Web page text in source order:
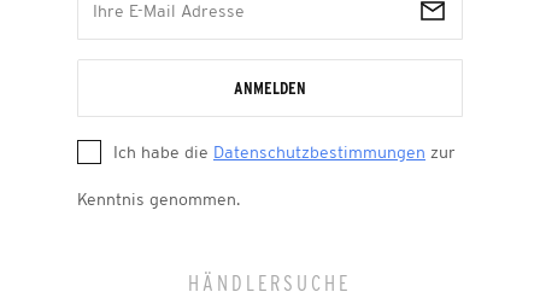
ANMELDEN
Ich habe die Datenschutzbestimmungen zur
Kenntnis genommen.
HÄNDLERSUCHE